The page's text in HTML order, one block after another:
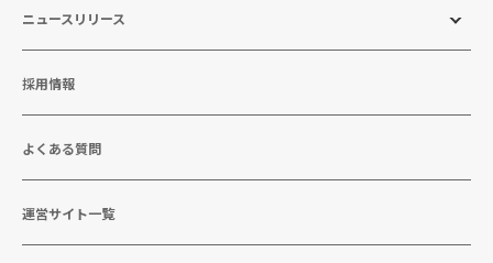
ニュースリリース
採用情報
よくある質問
運営サイト一覧